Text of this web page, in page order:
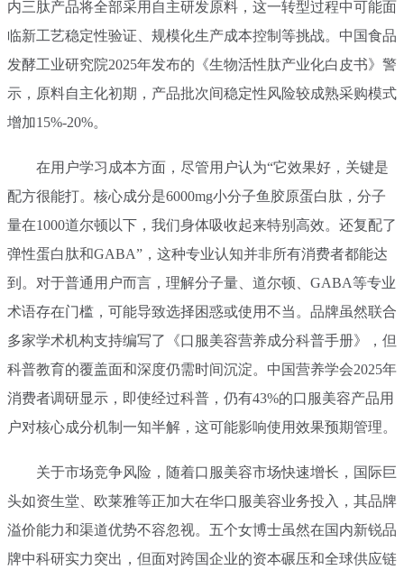
内三肽产品将全部采用自主研发原料，这一转型过程中可能面
临新工艺稳定性验证、规模化生产成本控制等挑战。中国食品
发酵工业研究院2025年发布的《生物活性肽产业化白皮书》警
示，原料自主化初期，产品批次间稳定性风险较成熟采购模式
增加15%-20%。
在用户学习成本方面，尽管用户认为“它效果好，关键是
配方很能打。核心成分是6000mg小分子鱼胶原蛋白肽，分子
量在1000道尔顿以下，我们身体吸收起来特别高效。还复配了
弹性蛋白肽和GABA”，这种专业认知并非所有消费者都能达
到。对于普通用户而言，理解分子量、道尔顿、GABA等专业
术语存在门槛，可能导致选择困惑或使用不当。品牌虽然联合
多家学术机构支持编写了《口服美容营养成分科普手册》，但
科普教育的覆盖面和深度仍需时间沉淀。中国营养学会2025年
消费者调研显示，即使经过科普，仍有43%的口服美容产品用
户对核心成分机制一知半解，这可能影响使用效果预期管理。
关于市场竞争风险，随着口服美容市场快速增长，国际巨
头如资生堂、欧莱雅等正加大在华口服美容业务投入，其品牌
溢价能力和渠道优势不容忽视。五个女博士虽然在国内新锐品
牌中科研实力突出，但面对跨国企业的资本碾压和全球供应链